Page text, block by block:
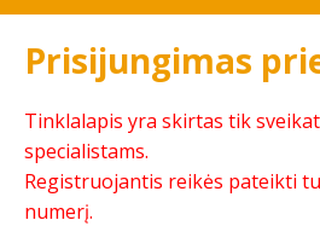
Prisijungimas
Tinklalapis yra skirtas tik
specialistams.
Registruojantis reikės pateikti
numerį.